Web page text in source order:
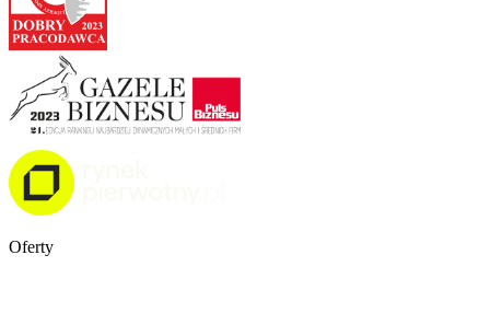
Oferty